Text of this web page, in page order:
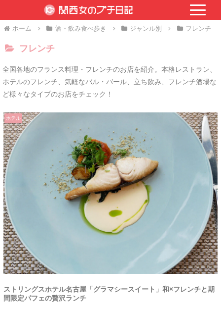
ホーム 酒・飲み食べ歩き ジャンル別 フレンチ
フレンチ
全国各地のフランス料理・フレンチのお店を紹介。本格レストラン、
ホテルのフレンチ、気軽なバル・バール、立ち飲み、フレンチ酒場な
ど様々なタイプのお店をチェック！
ホテル
ストリングスホテル名古屋「グラマシースイート」和×フレンチと期
間限定パフェの贅沢ランチ